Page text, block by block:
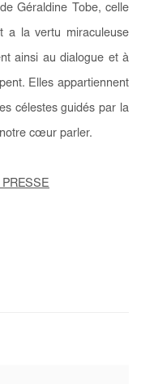
Géraldine Tobe, celle
a la vertu miraculeuse
ainsi au dialogue et à
Elles appartiennent
célestes guidés par la
cœur parler.